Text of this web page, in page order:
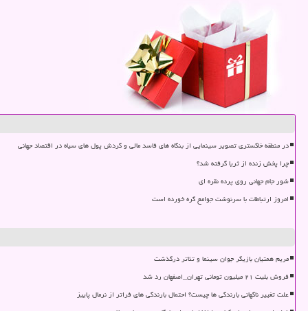
در منطقه خاکستری تصویر سینمایی از بنگاه های فاسد مالی و گردش پول های سیاه در اقتصاد جهانی
چرا پخش زنده از ثریا گرفته شد؟
شور جام جهانی روی پرده نقره ای
امروز ارتباطات با سرنوشت جوامع گره خورده است
مریم همتیان بازیگر جوان سینما و تئاتر درگذشت
فروش بلیت ۲۱ میلیون تومانی تهران_اصفهان رد شد
علت تغییر ناگهانی بارندگی ها چیست؟ احتمال بارندگی های فراتر از نرمال پاییز